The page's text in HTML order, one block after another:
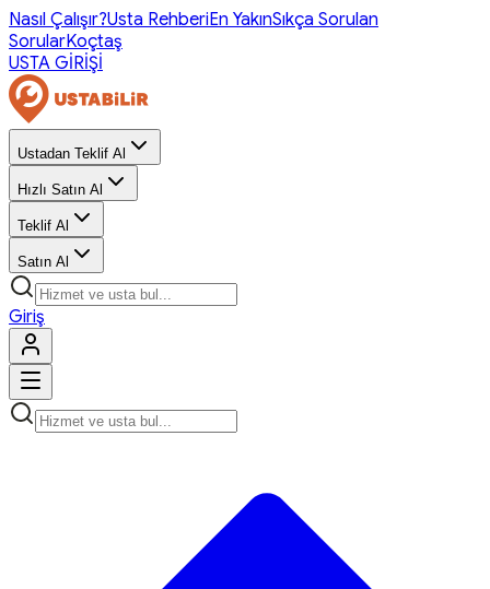
Nasıl Çalışır?Usta RehberiEn YakınSıkça Sorulan
SorularKoçtaş
USTA GİRİŞİ
Ustadan Teklif Al
Hızlı Satın Al
Teklif Al
Satın Al
Giriş